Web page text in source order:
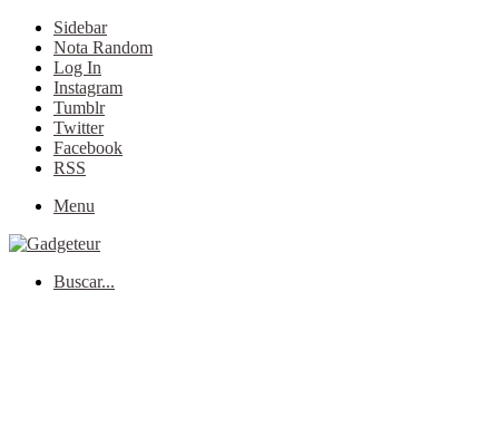
Sidebar
Nota Random
Log In
Instagram
Tumblr
Twitter
Facebook
RSS
Menu
Buscar...